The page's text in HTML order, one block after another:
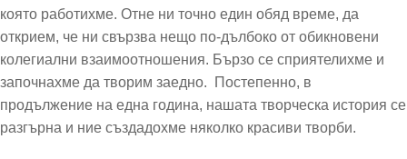
която работихме. Отне ни точно един обяд време, да
открием, че ни свързва нещо по-дълбоко от обикновени
колегиални взаимоотношения. Бързо се сприятелихме и
започнахме да творим заедно. Постепенно, в
продължение на една година, нашата творческа история се
разгърна и ние създадохме няколко красиви творби.